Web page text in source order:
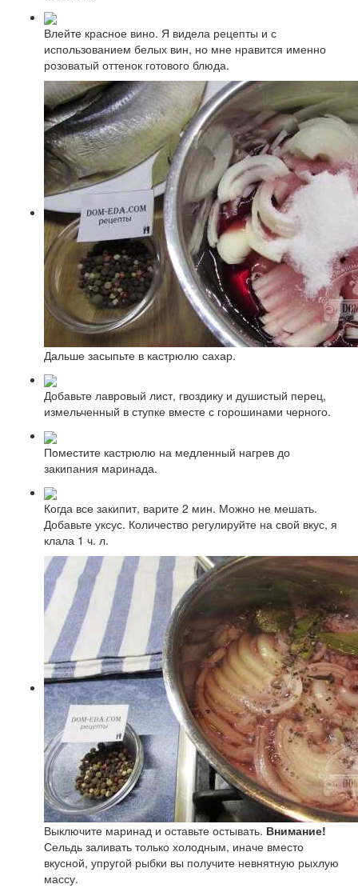
Влейте красное вино. Я видела рецепты и с
использованием белых вин, но мне нравится именно
розоватый оттенок готового блюда.
Дальше засыпьте в кастрюлю сахар.
Добавьте лавровый лист, гвоздику и душистый перец,
измельченный в ступке вместе с горошинами черного.
Поместите кастрюлю на медленный нагрев до
закипания маринада.
Когда все закипит, варите 2 мин. Можно не мешать.
Добавьте уксус. Количество регулируйте на свой вкус, я
клала 1 ч. л.
Выключите маринад и оставьте остывать. Внимание!
Сельдь заливать только холодным, иначе вместо
вкусной, упругой рыбки вы получите невнятную рыхлую
массу.